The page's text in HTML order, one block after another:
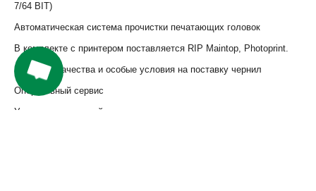
7/64 BIT)
Автоматическая система прочистки печатающих головок
В комплекте с принтером поставляется RIP Maintop, Photoprint.
Гарантию качества и особые условия на поставку чернил
Оперативный сервис
Услуги по первичной инсталляции специалиста включены в